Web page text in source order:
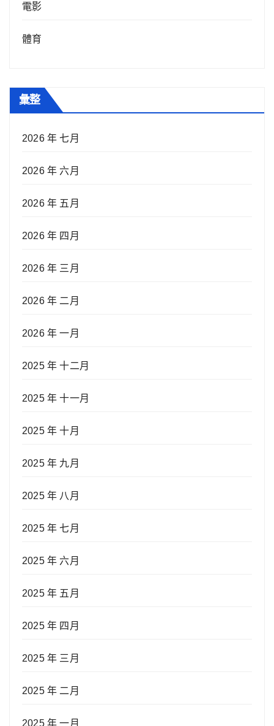
電影
體育
彙整
2026 年 七月
2026 年 六月
2026 年 五月
2026 年 四月
2026 年 三月
2026 年 二月
2026 年 一月
2025 年 十二月
2025 年 十一月
2025 年 十月
2025 年 九月
2025 年 八月
2025 年 七月
2025 年 六月
2025 年 五月
2025 年 四月
2025 年 三月
2025 年 二月
2025 年 一月